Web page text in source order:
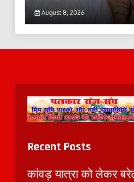
August 8, 2026
Recent Posts
कांवड़ यात्रा को लेकर